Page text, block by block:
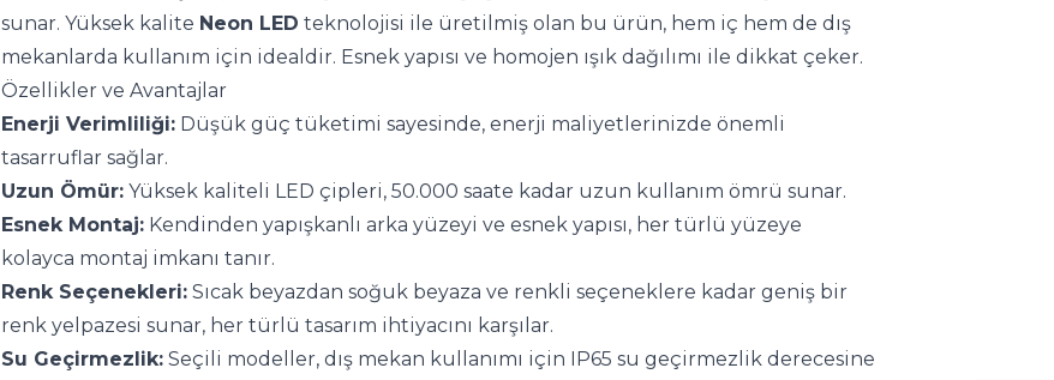
sunar. Yüksek kalite Neon LED teknolojisi ile üretilmiş olan bu ürün, hem iç hem de dış
mekanlarda kullanım için idealdir. Esnek yapısı ve homojen ışık dağılımı ile dikkat çeker.
Özellikler ve Avantajlar
Enerji Verimliliği: Düşük güç tüketimi sayesinde, enerji maliyetlerinizde önemli
tasarruflar sağlar.
Uzun Ömür: Yüksek kaliteli LED çipleri, 50.000 saate kadar uzun kullanım ömrü sunar.
Esnek Montaj: Kendinden yapışkanlı arka yüzeyi ve esnek yapısı, her türlü yüzeye
kolayca montaj imkanı tanır.
Renk Seçenekleri: Sıcak beyazdan soğuk beyaza ve renkli seçeneklere kadar geniş bir
renk yelpazesi sunar, her türlü tasarım ihtiyacını karşılar.
Su Geçirmezlik: Seçili modeller, dış mekan kullanımı için IP65 su geçirmezlik derecesine